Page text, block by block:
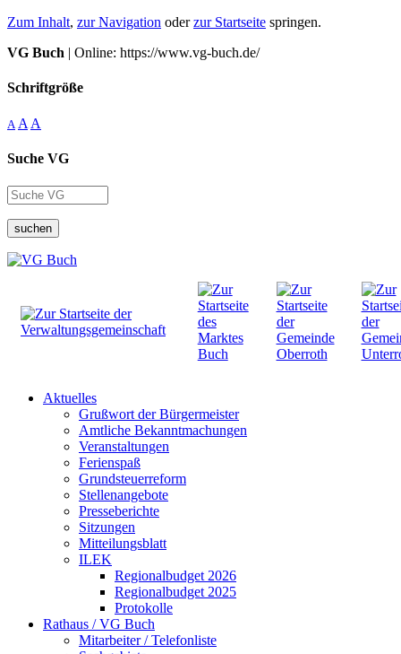
Zum Inhalt, zur Navigation oderzur Startseite springen.
VG Buch | Online: https://www.vg-buch.de/
Schriftgröße
A A A
Suche VG
suchen
Aktuelles
Grußwort der Bürgermeister
Amtliche Bekanntmachungen
Veranstaltungen
Ferienspaß
Grundsteuerreform
Stellenangebote
Presseberichte
Sitzungen
Mitteilungsblatt
ILEK
Regionalbudget 2026
Regionalbudget 2025
Protokolle
Rathaus / VG Buch
Mitarbeiter / Telefonliste